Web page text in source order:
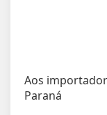
Aos
Paraná